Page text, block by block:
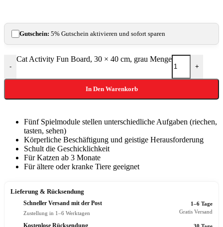
Gutschein: 5% Gutschein aktivieren und sofort sparen
-
Cat Activity Fun Board, 30 × 40 cm, grau Menge
+
In Den Warenkorb
Fünf Spielmodule stellen unterschiedliche Aufgaben (riechen,
tasten, sehen)
Körperliche Beschäftigung und geistige Herausforderung
Schult die Geschicklichkeit
Für Katzen ab 3 Monate
Für ältere oder kranke Tiere geeignet
Lieferung & Rücksendung
Schneller Versand mit der Post
Zustellung in 1–6 Werktagen
1–6 Tage
Gratis Versand
Kostenlose Rücksendung